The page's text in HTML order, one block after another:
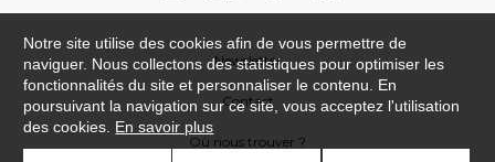
Newsletter
Contact
Où nous trouver ?
Notre site utilise des cookies afin de vous permettre de
naviguer. Nous collectons des statistiques pour optimiser les
fonctionnalités du site et personnaliser le contenu. En
poursuivant la navigation sur ce site, vous acceptez l'utilisation
des cookies. En savoir plus